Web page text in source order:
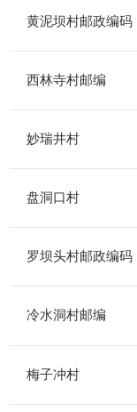
黄泥坝村邮政编码
西林寺村邮编
妙瑞井村
盘洞口村
罗坝头村邮政编码
冷水洞村邮编
梅子冲村